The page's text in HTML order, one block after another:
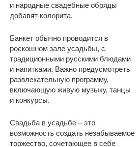
и народные свадебные обряды
добавят колорита.
Банкет обычно проводится в
роскошном зале усадьбы, с
традиционными русскими блюдами
и напитками. Важно предусмотреть
развлекательную программу,
включающую живую музыку, танцы
и конкурсы.
Свадьба в усадьбе – это
возможность создать незабываемое
торжество, сочетающее в себе